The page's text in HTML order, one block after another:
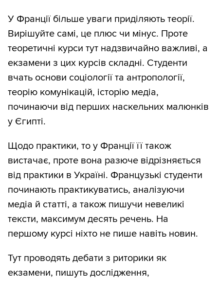
У Франції більше уваги приділяють теорії.
Вирішуйте самі, це плюс чи мінус. Проте
теоретичні курси тут надзвичайно важливі, а
екзамени з цих курсів складні. Студенти
вчать основи соціології та антропології,
теорію комунікацій, історію медіа,
починаючи від перших наскельних малюнків
у Єгипті.
Щодо практики, то у Франції її також
вистачає, проте вона разюче відрізняється
від практики в Україні. Французькі студенти
починають практикуватись, аналізуючи
медіа й статті, а також пишучи невеликі
тексти, максимум десять речень. На
першому курсі ніхто не пише навіть новин.
Тут проводять дебати з риторики як
екзамени, пишуть дослідження,